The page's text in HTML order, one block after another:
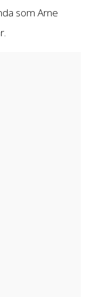
som Arne